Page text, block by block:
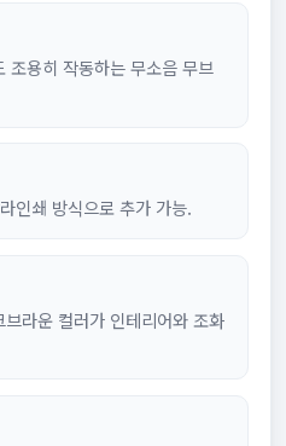
조용히 작동하는 무소음 무브
인쇄 방식으로 추가 가능.
라운 컬러가 인테리어와 조화